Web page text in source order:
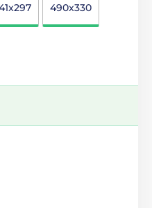
490x330